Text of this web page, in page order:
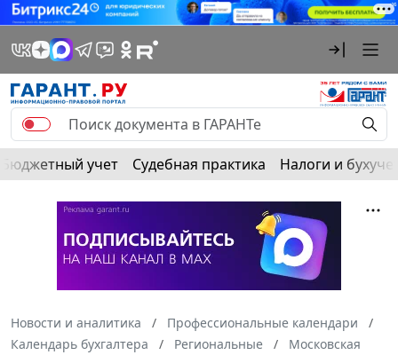
Бюджетный учет Судебная практика Налоги и
Новости и аналитика
Профессиональные календари
Календарь бухгалтера
Региональные
Московская